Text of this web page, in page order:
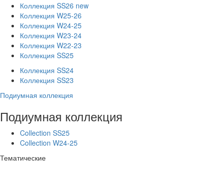
Коллекция SS26 new
Коллекция W25-26
Коллекция W24-25
Коллекция W23-24
Коллекция W22-23
Коллекция SS25
Коллекция SS24
Коллекция SS23
Подиумная коллекция
Подиумная коллекция
Collection SS25
Collection W24-25
Тематические